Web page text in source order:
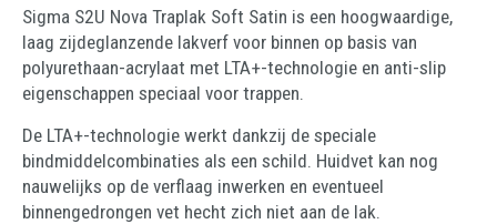
Sigma S2U Nova Traplak Soft Satin is een hoogwaardige,
laag zijdeglanzende lakverf voor binnen op basis van
polyurethaan-acrylaat met LTA+-technologie en anti-slip
eigenschappen speciaal voor trappen.
De LTA+-technologie werkt dankzij de speciale
bindmiddelcombinaties als een schild. Huidvet kan nog
nauwelijks op de verflaag inwerken en eventueel
binnengedrongen vet hecht zich niet aan de lak.